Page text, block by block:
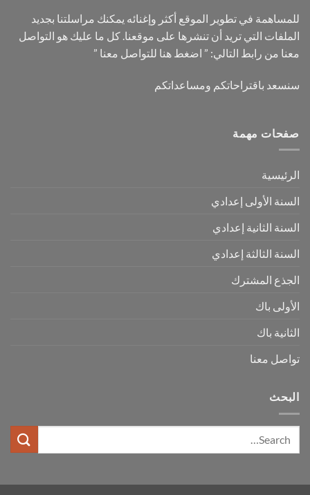
للمساهمة في تطوير الموقع أكثر وإغنائه يمكنك مراسلتنا بجديد
الملفات التي تريد أن تنشرها على موقعنا. كل ما عليك هو التواصل
معنا من رابط التالي: ” اضغط هنا للتواصل معنا ”
سنسعد باقتراحاتكم ومساعداتكم
صفحات مهمة
الرئيسية
السنة الأولى إعدادي
السنة الثانية إعدادي
السنة الثالثة إعدادي
الجذع المشترك
الأولى باك
الثانية باك
تواصل معنا
البحث